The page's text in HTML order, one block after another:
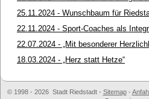
25.11.2024 - Wunschbaum für
22.11.2024 - Sport-Coaches als
22.07.2024 - „Mit besonderer
18.03.2024 - „Herz statt Hetze“
© 1998 - 2026 Stadt Riedstadt - Sitemap-